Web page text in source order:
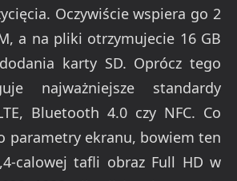
Oczywiście wspiera go 2
a na pliki otrzymujecie 16 GB
karty SD. Oprócz tego
najważniejsze standardy
Bluetooth 4.0 czy NFC. Co
parametry ekranu, bowiem ten
calowej tafli obraz Full HD w